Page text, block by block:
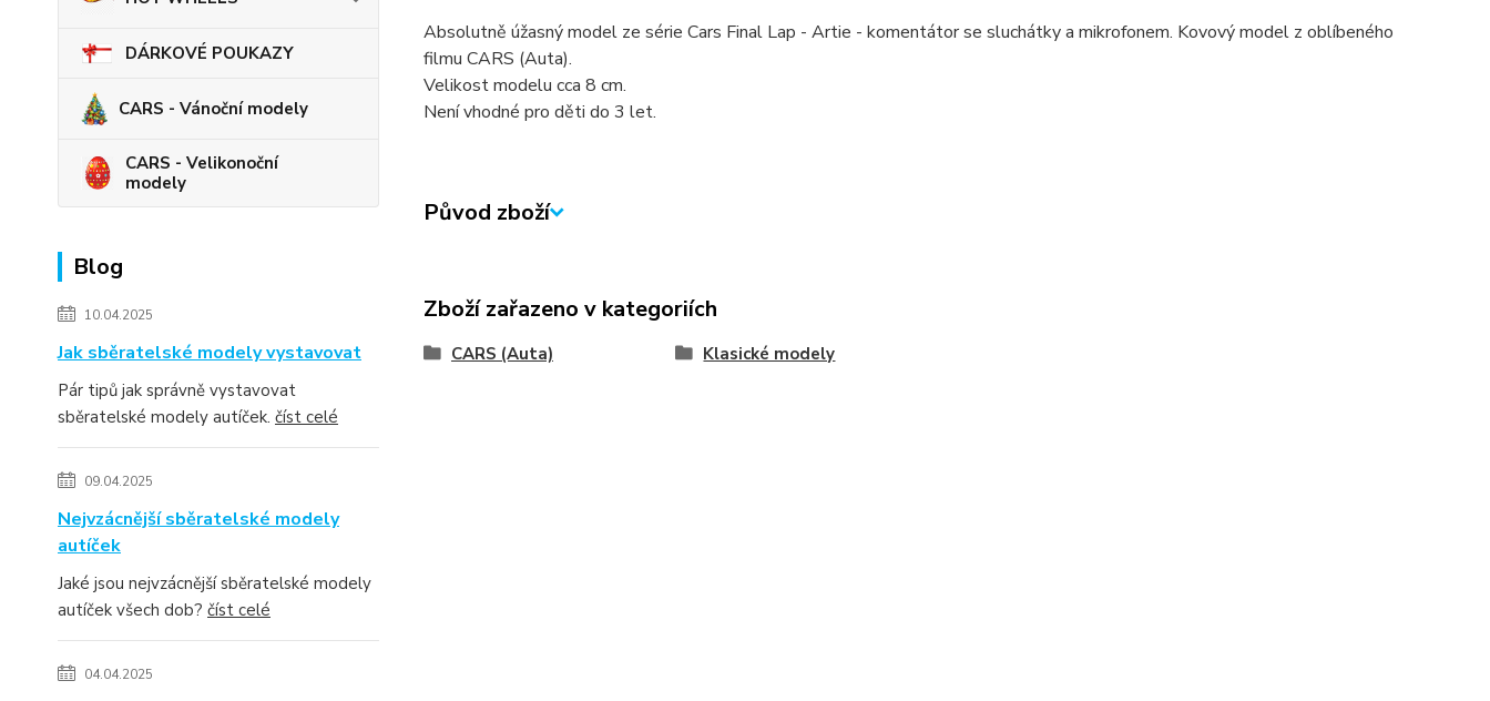
DÁRKOVÉ POUKAZY
CARS - Vánoční modely
CARS - Velikonoční
modely
Blog
10.04.2025
Jak sběratelské modely vystavovat
Pár tipů jak správně vystavovat
sběratelské modely autíček. číst celé
09.04.2025
Nejvzácnější sběratelské modely
autíček
Jaké jsou nejvzácnější sběratelské modely
autíček všech dob? číst celé
04.04.2025
Absolutně úžasný model ze série Cars Final Lap - Artie - komentátor se sluchátky a mikrofonem. Kovový model z oblíbeného
filmu CARS (Auta).
Velikost modelu cca 8 cm.
Není vhodné pro děti do 3 let.
Původ zboží
Zboží zařazeno v kategoriích
CARS (Auta) Klasické modely